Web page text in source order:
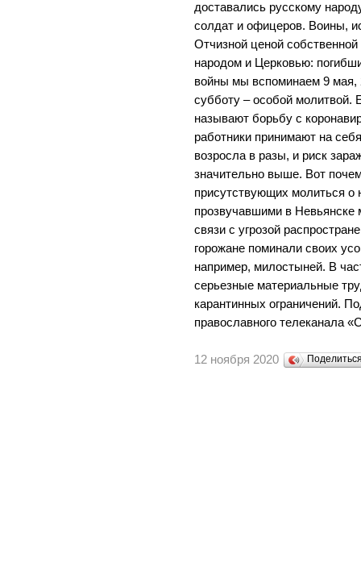
доставались русскому
солдат и офицеров. Воины,
Отчизной ценой
народом и Церковью:
войны мы вспоминаем 9 мая,
субботу – особой
называют борьбу с
работники принимают на
возросла в разы, и риск
значительно выше. Вот
присутствующих молиться о
прозвучавшими в
связи с угрозой
горожане поминали своих
например, милостыней. В
серьезные материальные
карантинных ограничений.
православного телеканала
12 ноября 2020